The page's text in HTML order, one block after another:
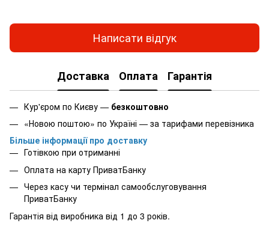
Написати відгук
Доставка Оплата Гарантія
Кур'єром по Києву — безкоштовно
«Новою поштою» по Україні — за тарифами перевізника
Більше інформації про доставку
Готівкою при отриманні
Оплата на карту ПриватБанку
Через касу чи термінал самообслуговування
ПриватБанку
Гарантія від виробника від 1 до 3 років.